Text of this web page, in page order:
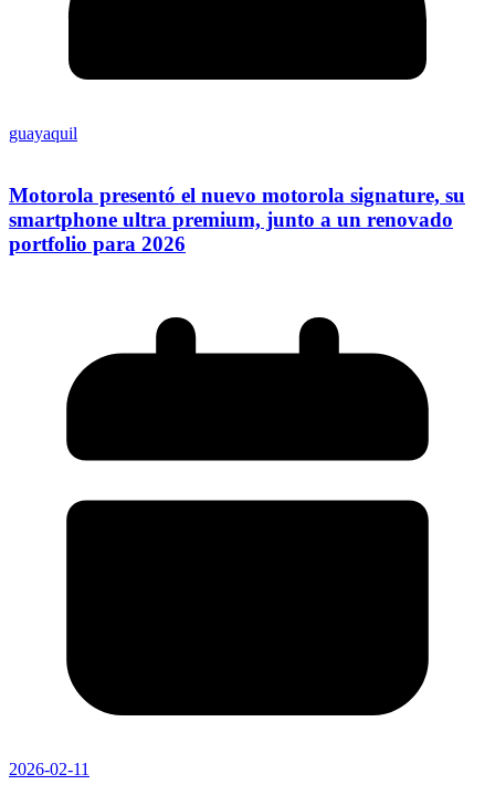
guayaquil
Motorola presentó el nuevo motorola signature, su
smartphone ultra premium, junto a un renovado
portfolio para 2026
2026-02-11